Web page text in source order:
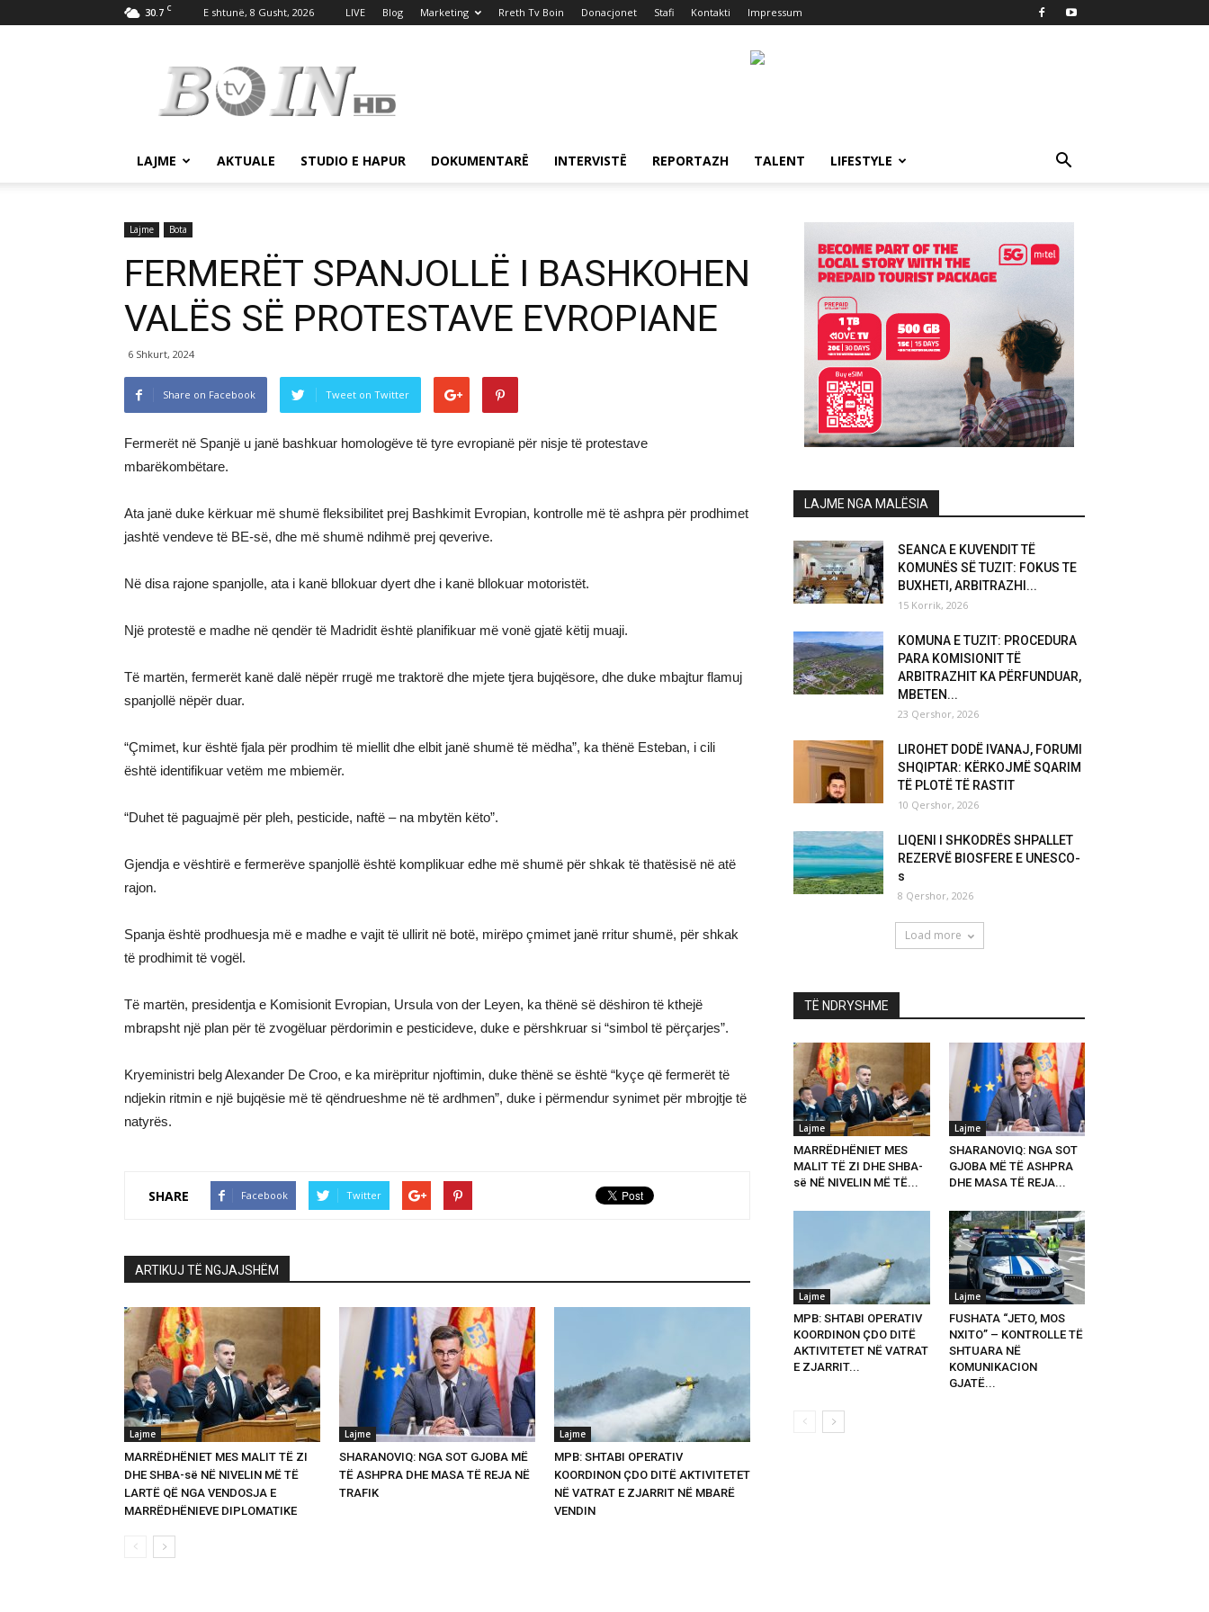
30.7 C E shtunë, 8 Gusht, 2026 LIVE Blog Marketing Rreth Tv Boin Donacjonet Stafi Kontakti Impressum
Boin
LAJME AKTUALE STUDIO E HAPUR DOKUMENTARË INTERVISTË REPORTAZH TALENT LIFESTYLE
Lajme Bota
FERMERËT SPANJOLLË I BASHKOHEN
VALËS SË PROTESTAVE EVROPIANE
6 Shkurt, 2024
Share on Facebook Tweet on Twitter
Fermerët në Spanjë u janë bashkuar homologëve të tyre evropianë për nisje të protestave
mbarëkombëtare.
Ata janë duke kërkuar më shumë fleksibilitet prej Bashkimit Evropian, kontrolle më të ashpra për prodhimet
jashtë vendeve të BE-së, dhe më shumë ndihmë prej qeverive.
Në disa rajone spanjolle, ata i kanë bllokuar dyert dhe i kanë bllokuar motoristët.
Një protestë e madhe në qendër të Madridit është planifikuar më vonë gjatë këtij muaji.
Të martën, fermerët kanë dalë nëpër rrugë me traktorë dhe mjete tjera bujqësore, dhe duke mbajtur flamuj
spanjollë nëpër duar.
“Çmimet, kur është fjala për prodhim të miellit dhe elbit janë shumë të mëdha”, ka thënë Esteban, i cili
është identifikuar vetëm me mbiemër.
“Duhet të paguajmë për pleh, pesticide, naftë – na mbytën këto”.
Gjendja e vështirë e fermerëve spanjollë është komplikuar edhe më shumë për shkak të thatësisë në atë
rajon.
Spanja është prodhuesja më e madhe e vajit të ullirit në botë, mirëpo çmimet janë rritur shumë, për shkak
të prodhimit të vogël.
Të martën, presidentja e Komisionit Evropian, Ursula von der Leyen, ka thënë së dëshiron të kthejë
mbrapsht një plan për të zvogëluar përdorimin e pesticideve, duke e përshkruar si “simbol të përçarjes”.
Kryeministri belg Alexander De Croo, e ka mirëpritur njoftimin, duke thënë se është “kyçe që fermerët të
ndjekin ritmin e një bujqësie më të qëndrueshme në të ardhmen”, duke i përmendur synimet për mbrojtje të
natyrës.
SHARE Facebook Twitter
ARTIKUJ TË NGJAJSHËM
Lajme
MARRËDHËNIET MES MALIT TË ZI
DHE SHBA-së NË NIVELIN MË TË
LARTË QË NGA VENDOSJA E
MARRËDHËNIEVE DIPLOMATIKE
Lajme
SHARANOVIQ: NGA SOT GJOBA MË
TË ASHPRA DHE MASA TË REJA NË
TRAFIK
Lajme
MPB: SHTABI OPERATIV
KOORDINON ÇDO DITË AKTIVITETET
NË VATRAT E ZJARRIT NË MBARË
VENDIN
LAJME NGA MALËSIA
SEANCA E KUVENDIT TË
KOMUNËS SË TUZIT: FOKUS TE
BUXHETI, ARBITRAZHI...
15 Korrik, 2026
KOMUNA E TUZIT: PROCEDURA
PARA KOMISIONIT TË
ARBITRAZHIT KA PËRFUNDUAR,
MBETEN...
23 Qershor, 2026
LIROHET DODË IVANAJ, FORUMI
SHQIPTAR: KËRKOJMË SQARIM
TË PLOTË TË RASTIT
10 Qershor, 2026
LIQENI I SHKODRËS SHPALLET
REZERVË BIOSFERE E UNESCO-
s
8 Qershor, 2026
Load more
TË NDRYSHME
Lajme
MARRËDHËNIET MES
MALIT TË ZI DHE SHBA-
së NË NIVELIN MË TË...
Lajme
SHARANOVIQ: NGA SOT
GJOBA MË TË ASHPRA
DHE MASA TË REJA...
Lajme
MPB: SHTABI OPERATIV
KOORDINON ÇDO DITË
AKTIVITETET NË VATRAT
E ZJARRIT...
Lajme
FUSHATA “JETO, MOS
NXITO” – KONTROLLE TË
SHTUARA NË
KOMUNIKACION
GJATË...